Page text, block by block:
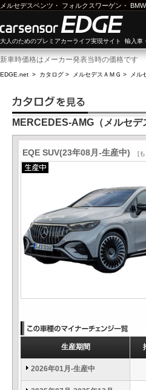
メルセデスベンツ ・ フォルクスワーゲン ・ BMW
大人のためのプレミアカーライフ実現サイト 輸入車
新車時価格はメーカー発表当時の価格です
EDGE.net > カタログ > メルセデスＡＭＧ > メル
MERCEDES-AMG（メルセ
EQE SUV(23年08月-生産中) [
生産期間
2026年01月-生産中